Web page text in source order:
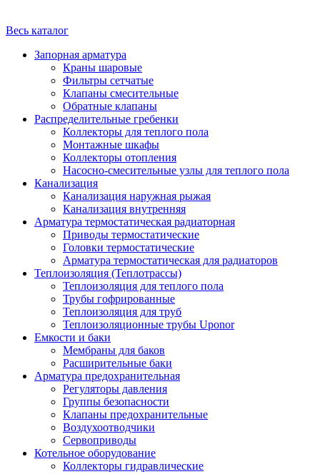
Весь каталог
Запорная арматура
Краны шаровые
Фильтры сетчатые
Клапаны смесительные
Обратные клапаны
Распределительные гребенки
Коллекторы для теплого пола
Монтажные шкафы
Коллекторы отопления
Насосно-смесительные узлы для теплого пола
Канализация
Канализация наружная рыжая
Канализация внутренняя
Арматура термостатическая радиаторная
Приводы термостатические
Головки термостатические
Арматура термостатическая для радиаторов
Теплоизоляция (Теплотрассы)
Теплоизоляция для теплого пола
Трубы гофрированные
Теплоизоляция для труб
Теплоизоляционные трубы Uponor
Емкости и баки
Мембраны для баков
Расширительные баки
Арматура предохранительная
Регуляторы давления
Группы безопасности
Клапаны предохранительные
Воздухоотводчики
Сервоприводы
Котельное оборудование
Коллекторы гидравлические